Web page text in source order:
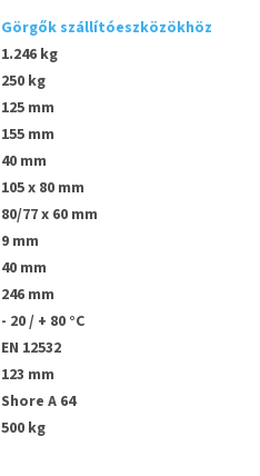
Görgők szállítóeszközökhöz
1.246 kg
250 kg
125 mm
155 mm
40 mm
105 x 80 mm
80/77 x 60 mm
9 mm
40 mm
246 mm
- 20 / + 80 °C
EN 12532
123 mm
Shore A 64
500 kg